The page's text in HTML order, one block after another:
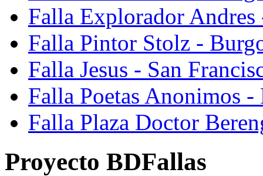
Falla Explorador Andres
Falla Pintor Stolz -
Falla Jesus - San
Falla Poetas Anonimos
Falla Plaza Doctor
Proyecto BDFallas